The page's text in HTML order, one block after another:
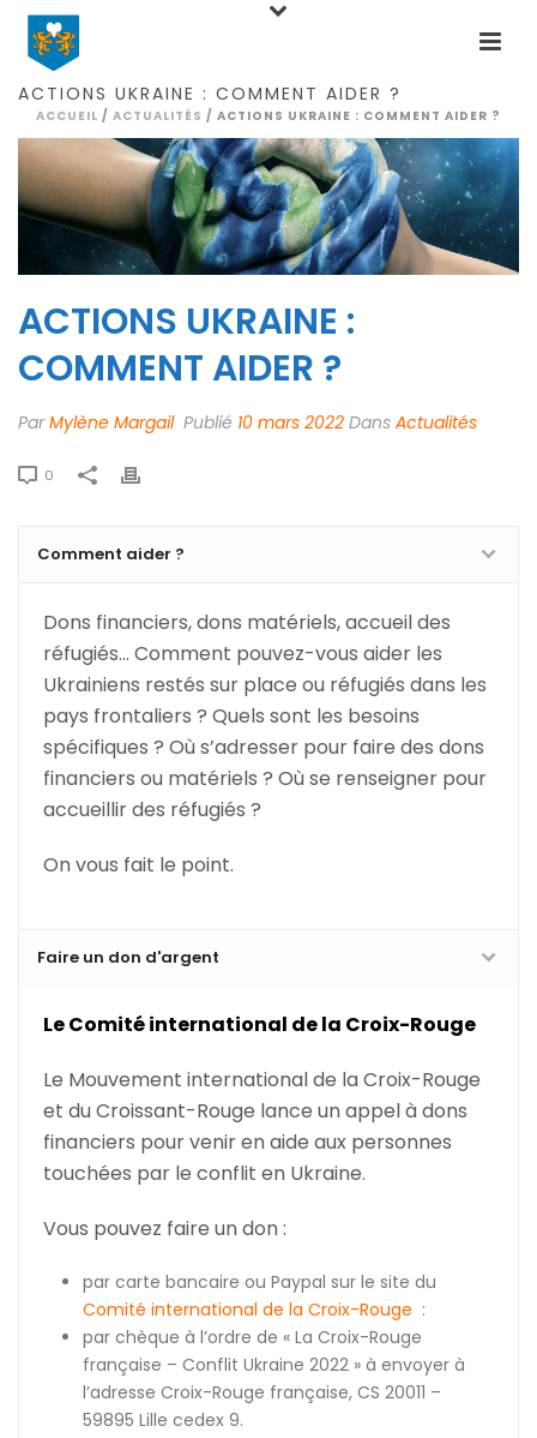
ACTIONS UKRAINE : COMMENT AIDER ?
ACCUEIL / ACTUALITÉS / ACTIONS UKRAINE : COMMENT AIDER ?
ACTIONS UKRAINE :
COMMENT AIDER ?
ParMylène Margail Publié 10 mars 2022 Dans Actualités
0
Comment aider ?
Dons financiers, dons matériels, accueil des
réfugiés… Comment pouvez-vous aider les
Ukrainiens restés sur place ou réfugiés dans les
pays frontaliers ? Quels sont les besoins
spécifiques ? Où s’adresser pour faire des dons
financiers ou matériels ? Où se renseigner pour
accueillir des réfugiés ?
On vous fait le point.
Faire un don d'argent
Le Comité international de la Croix-Rouge
Le Mouvement international de la Croix-Rouge
et du Croissant-Rouge lance un appel à dons
financiers pour venir en aide aux personnes
touchées par le conflit en Ukraine.
Vous pouvez faire un don :
par carte bancaire ou Paypal sur le site du
Comité international de la Croix-Rouge :
par chèque à l’ordre de « La Croix-Rouge
française – Conflit Ukraine 2022 » à envoyer à
l’adresse Croix-Rouge française, CS 20011 –
59895 Lille cedex 9.